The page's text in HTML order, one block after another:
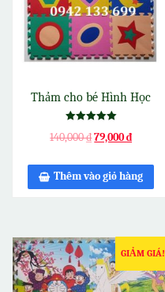
Thảm cho bé Hình Học
hạng
140,000₫79,000₫
Thêm vào giỏ hàng
GIẢM GIÁ!